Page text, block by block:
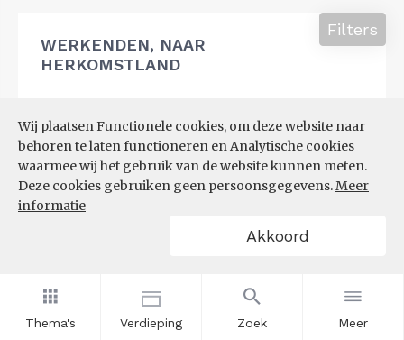
Thema's Verdieping Zoek Meer
Wij plaatsen Functionele cookies, om deze website naar
behoren te laten functioneren en Analytische cookies
waarmee wij het gebruik van de website kunnen meten.
Deze cookies gebruiken geen persoonsgegevens.Meer
informatie
Akkoord
WERKENDEN, NAAR
HERKOMSTLAND
Filters